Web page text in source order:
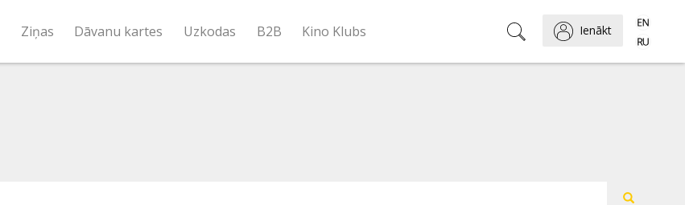
Ziņas Dāvanu kartes Uzkodas B2B Kino Klubs Ienākt